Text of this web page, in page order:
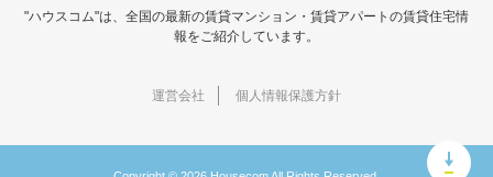
"ハウスコム"は、全国の最新の賃貸マンション・賃貸アパートの賃貸住宅情
報をご紹介しています。
運営会社 個人情報保護方針